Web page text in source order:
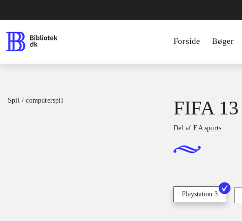
Forside Bøger
Spil / computerspil FIFA 13
Del afEA sports
Playstation 3